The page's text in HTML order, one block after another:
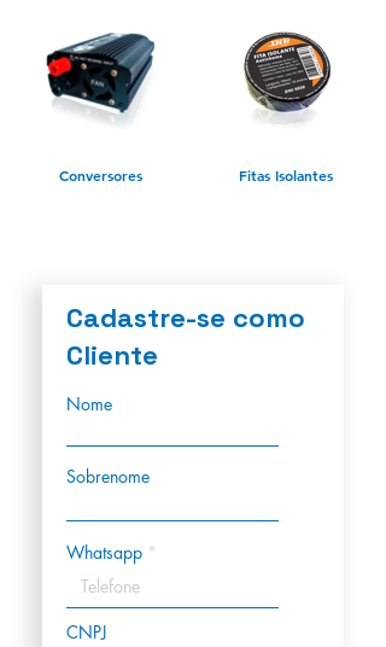
Conversores Fitas Isolantes
Cadastre-se como
Cliente
Nome
Sobrenome
Whatsapp
CNPJ